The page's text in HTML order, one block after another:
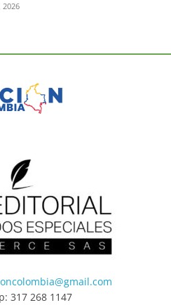
2026
317 268 1147